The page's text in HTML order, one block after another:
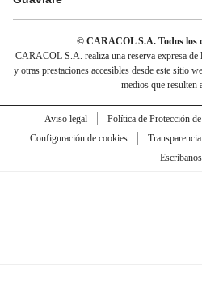
© CARACOL S.A. Todos los
CARACOL S.A. realiza una reserva expresa de
y otras prestaciones accesibles desde este sitio
medios que resulten
Aviso legal Política de Protección
Configuración de cookies
Transparencia
Escríbanos